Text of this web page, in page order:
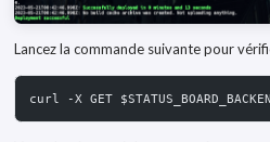
Lancez la commande suivante pour
curl -X GET